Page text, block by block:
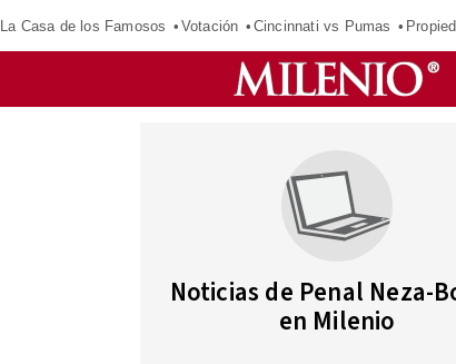
La Casa de los Famosos Votación Cincinnati vs Pumas
Noticias de Penal Neza-
en Milenio